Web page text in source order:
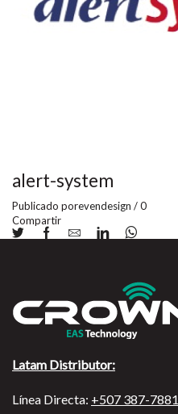
alert-system
Publicado porevendesign /0
Compartir
Latam Distributor:
Línea Directa: +507 387-7881